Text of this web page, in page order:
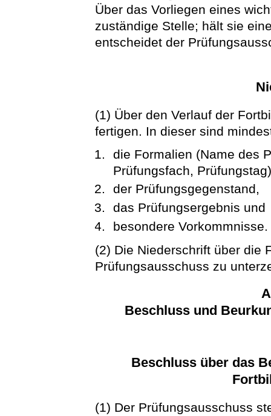
Über das Vorliegen eines
zuständige Stelle; hält sie
entscheidet der
(1) Über den Verlauf der
fertigen. In dieser sind
die Formalien (Name des
Prüfungsfach,
der Prüfungsgegenstand,
das Prüfungsergebnis und
besondere Vorkommnisse.
(2) Die Niederschrift über die
Prüfungsausschuss zu
Beschluss und
Beschluss über das
(1) Der Prüfungsausschuss